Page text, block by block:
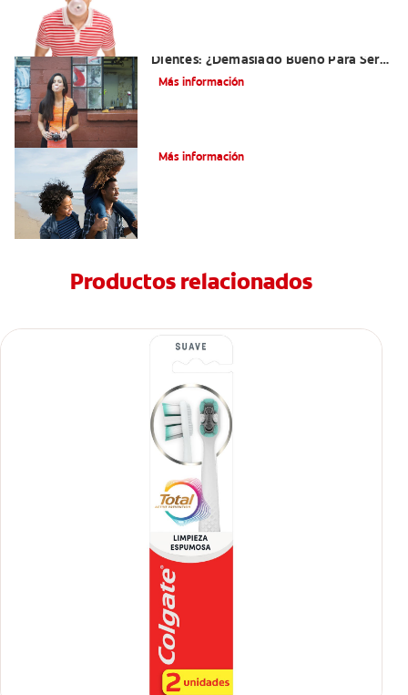
Dientes: ¿Demasiado Bueno Para Ser
Verdad?
Más información
Más información
Productos relacionados